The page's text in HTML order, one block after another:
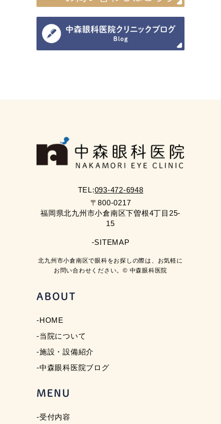
TEL:093-472-6948
〒800-0217
福岡県北九州市小倉南区下曽根4丁目25-
15
-SITEMAP
北九州市小倉南区で眼科をお探しの際は、お気軽に
お問い合わせください。© 中森眼科医院
ABOUT
-HOME
-当院について
-施設・設備紹介
-中森眼科医院ブログ
MENU
-受付内容